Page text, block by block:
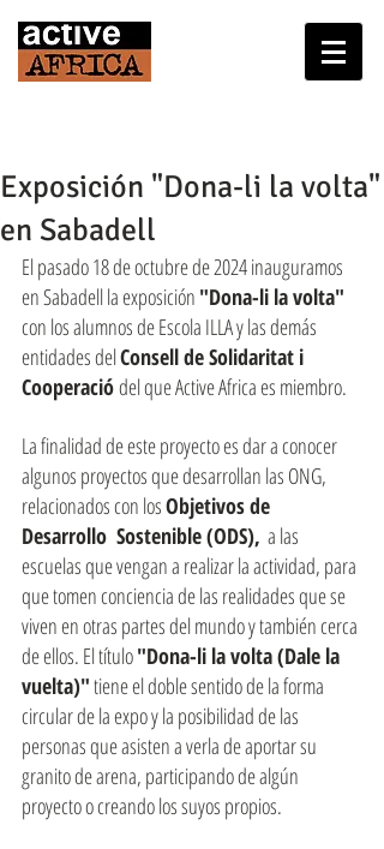
Exposición "Dona-li la volta"
en Sabadell
El pasado 18 de octubre de 2024 inauguramos
en Sabadell la exposición "Dona-li la volta"
con los alumnos de Escola ILLA y las demás
entidades del Consell de Solidaritat i
Cooperació del que Active Africa es miembro.
La finalidad de este proyecto es dar a conocer
algunos proyectos que desarrollan las ONG,
relacionados con los Objetivos de
Desarrollo  Sostenible (ODS),
  a las
escuelas que vengan a realizar la actividad, para
que tomen conciencia de las realidades que se
viven en otras partes del mundo y también cerca
de ellos. El título "Dona-li la volta (Dale la
vuelta)" tiene el doble sentido de la forma
circular de la expo y la posibilidad de las
personas que asisten a verla de aportar su
granito de arena, participando de algún
proyecto o creando los suyos propios.